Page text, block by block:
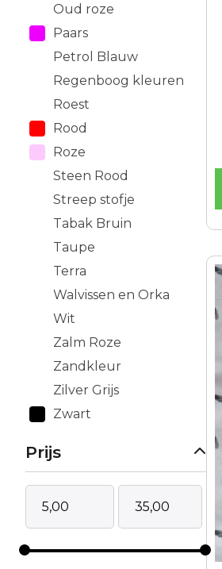
Oud roze
Paars
Petrol Blauw
Regenboog kleuren
Roest
Rood
Roze
Steen Rood
Streep stofje
Tabak Bruin
Taupe
Terra
Walvissen en Orka
Wit
Zalm Roze
Zandkleur
Zilver Grijs
Zwart
Prijs